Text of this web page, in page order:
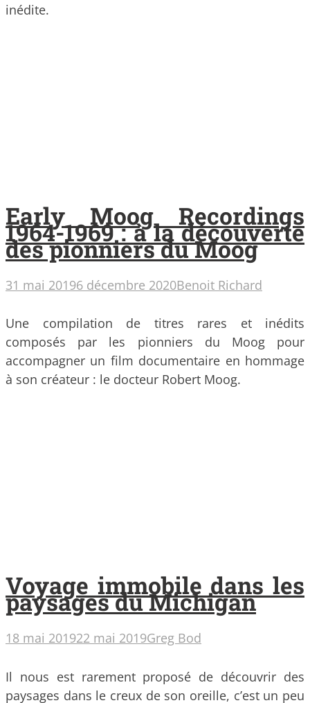
inédite.
Early Moog Recordings
1964-1969 : à la découverte
des pionniers du Moog
31 mai 20196 décembre 2020Benoit Richard
Une compilation de titres rares et inédits
composés par les pionniers du Moog pour
accompagner un film documentaire en hommage
à son créateur : le docteur Robert Moog.
Voyage immobile dans les
paysages du Michigan
18 mai 201922 mai 2019Greg Bod
Il nous est rarement proposé de découvrir des
paysages dans le creux de son oreille, c’est un peu